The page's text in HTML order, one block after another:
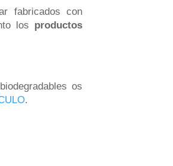
fabricados con
los productos
os
.